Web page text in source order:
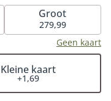
zien. Het ronde
in 40cm
om te weten: iedere
en handmatig
het rouwstuk
rouwbloemen
kerk, rouwcentrum
Groot
279,99
Geen kaart
Kleine kaart
+1,69